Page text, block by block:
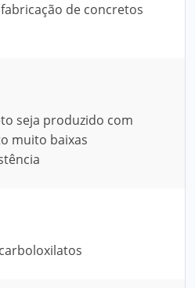
de concretos
seja produzido com
muito baixas